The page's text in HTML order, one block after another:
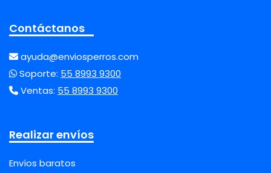
Contáctanos
ayuda@enviosperros.com
Soporte: 55 8993 9300
Ventas: 55 8993 9300
Realizar envíos
Envíos baratos